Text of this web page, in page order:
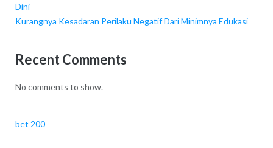
Dini
Kurangnya Kesadaran Perilaku Negatif Dari Minimnya Edukasi
Recent Comments
No comments to show.
bet 200